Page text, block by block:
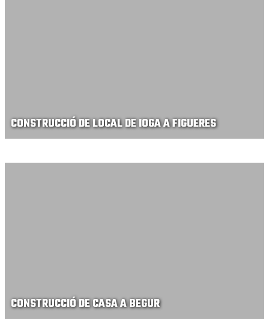
CONSTRUCCIÓ DE LOCAL DE IOGA A FIGUERES
CONSTRUCCIÓ DE CASA A BEGUR